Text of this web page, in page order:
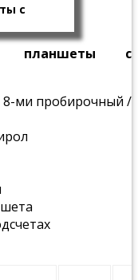
с
планшеты с
ми пробирочный /